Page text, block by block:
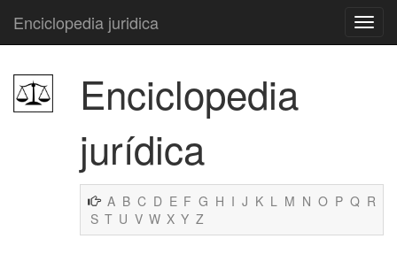
Enciclopedia juridica
Enciclopedia
jurídica
A B C D E F G H I J K L M N O P Q R
S T U V W X Y Z